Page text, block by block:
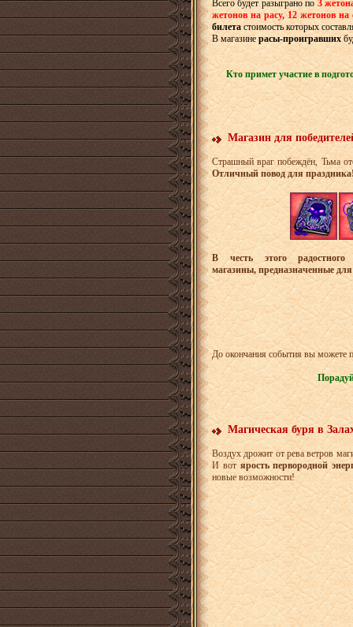
Всего будет разыграно по3
жетонов на расу, 12 жетонов на
билетастоимость которых
В магазинерасы-проигравших
Кто примет участие в
Магазин для
Страшный враг побеждён, Тьма
Отличный повод для
В честь этого радостного
магазины, предназначенные
До окончания события вы можете
Магическая буря в
Воздух дрожит от рева ветров
И вотярость первородной
новые возможности!